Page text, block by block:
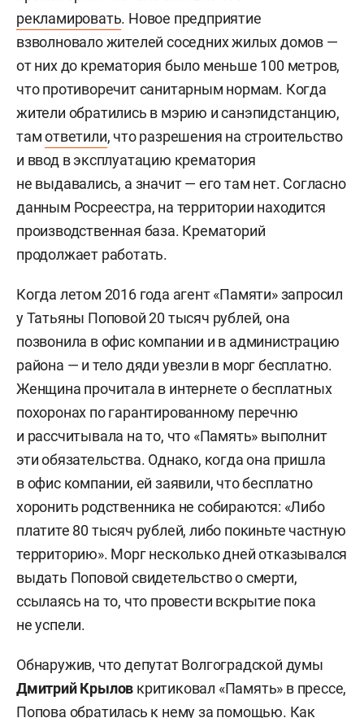
рекламировать. Новое предприятие
взволновало жителей соседних жилых домов —
от них до крематория было меньше 100 метров,
что противоречит санитарным нормам. Когда
жители обратились в мэрию и санэпидстанцию,
тамответили, что разрешения на строительство
и ввод в эксплуатацию крематория
не выдавались, а значит — его там нет. Согласно
данным Росреестра, на территории находится
производственная база. Крематорий
продолжает работать.
Когда летом 2016 года агент «Памяти» запросил
у Татьяны Поповой 20 тысяч рублей, она
позвонила в офис компании и в администрацию
района — и тело дяди увезли в морг бесплатно.
Женщина прочитала в интернете о бесплатных
похоронах по гарантированному перечню
и рассчитывала на то, что «Память» выполнит
эти обязательства. Однако, когда она пришла
в офис компании, ей заявили, что бесплатно
хоронить родственника не собираются: «Либо
платите 80 тысяч рублей, либо покиньте частную
территорию». Морг несколько дней отказывался
выдать Поповой свидетельство о смерти,
ссылаясь на то, что провести вскрытие пока
не успели.
Обнаружив, что депутат Волгоградской думы
Дмитрий Крылов критиковал «Память» в прессе,
Попова обратилась к нему за помощью. Как